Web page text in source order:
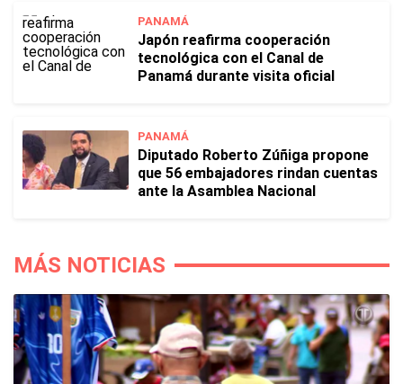
PANAMÁ
Japón reafirma cooperación
tecnológica con el Canal de
Panamá durante visita oficial
PANAMÁ
Diputado Roberto Zúñiga propone
que 56 embajadores rindan cuentas
ante la Asamblea Nacional
MÁS NOTICIAS